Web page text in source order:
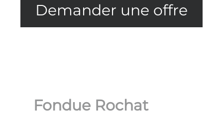
Demander une offre
Fondue Rochat